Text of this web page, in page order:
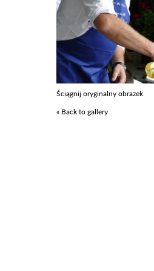
Ściągnij oryginalny obrazek
« Back to gallery